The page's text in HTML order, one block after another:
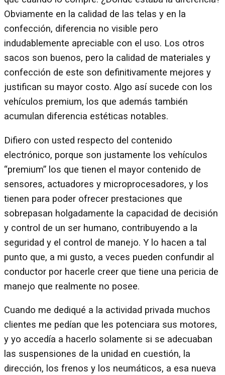
Obviamente en la calidad de las telas y en la
confección, diferencia no visible pero
indudablemente apreciable con el uso. Los otros
sacos son buenos, pero la calidad de materiales y
confección de este son definitivamente mejores y
justifican su mayor costo. Algo así sucede con los
vehículos premium, los que además también
acumulan diferencia estéticas notables.
Difiero con usted respecto del contenido
electrónico, porque son justamente los vehículos
“premium” los que tienen el mayor contenido de
sensores, actuadores y microprocesadores, y los
tienen para poder ofrecer prestaciones que
sobrepasan holgadamente la capacidad de decisión
y control de un ser humano, contribuyendo a la
seguridad y el control de manejo. Y lo hacen a tal
punto que, a mi gusto, a veces pueden confundir al
conductor por hacerle creer que tiene una pericia de
manejo que realmente no posee.
Cuando me dediqué a la actividad privada muchos
clientes me pedían que les potenciara sus motores,
y yo accedía a hacerlo solamente si se adecuaban
las suspensiones de la unidad en cuestión, la
dirección, los frenos y los neumáticos, a esa nueva